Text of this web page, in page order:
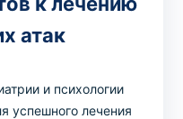
атак
и психологии
успешного лечения